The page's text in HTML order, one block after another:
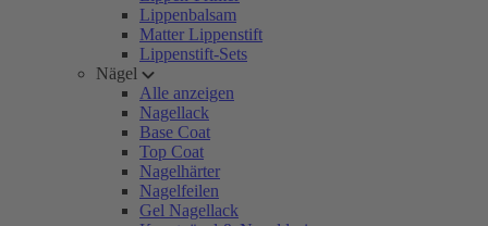
Lippenbalsam
Matter Lippenstift
Lippenstift-Sets
Nägel
Alle anzeigen
Nagellack
Base Coat
Top Coat
Nagelhärter
Nagelfeilen
Gel Nagellack